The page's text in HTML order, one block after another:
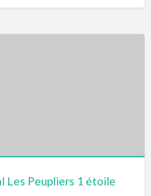
Les Peupliers 1 étoile